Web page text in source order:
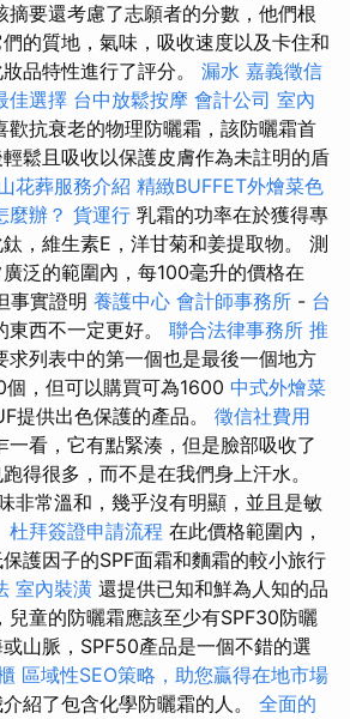
摘要還考慮了志願者的分數，他們根
的質地，氣味，吸收速度以及卡住和
品特性進行了評分。 漏水 嘉義徵信
佳選擇 台中放鬆按摩 會計公司 室內
歡抗衰老的物理防曬霜，該防曬霜首
鬆且吸收以保護皮膚作為未註明的盾
花葬服務介紹 精緻BUFFET外燴菜色
麼辦？ 貨運行 乳霜的功率在於獲得專
，維生素E，洋甘菊和姜提取物。 測
泛的範圍內，每100毫升的價格在
事實證明 養護中心 會計師事務所 - 台
東西不一定更好。 聯合法律事務所 推
求列表中的第一個也是最後一個地方
，但可以購買可為1600 中式外燴菜
提供出色保護的產品。 徵信社費用
一看，它有點緊湊，但是臉部吸收了
得很多，而不是在我們身上汗水。
非常溫和，幾乎沒有明顯，並且是敏
杜拜簽證申請流程 在此價格範圍內，
護因子的SPF面霜和麵霜的較小旅行
室內裝潢 還提供已知和鮮為人知的品
兒童的防曬霜應該至少有SPF30防曬
山脈，SPF50產品是一個不錯的選
區域性SEO策略，助您贏得在地市場
紹了包含化學防曬霜的人。 全面的